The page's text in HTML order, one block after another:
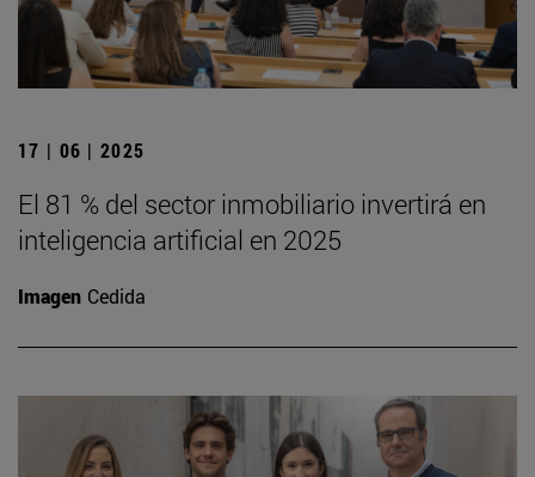
17 | 06 | 2025
El 81 % del sector inmobiliario invertirá en
inteligencia artificial en 2025
Imagen Cedida